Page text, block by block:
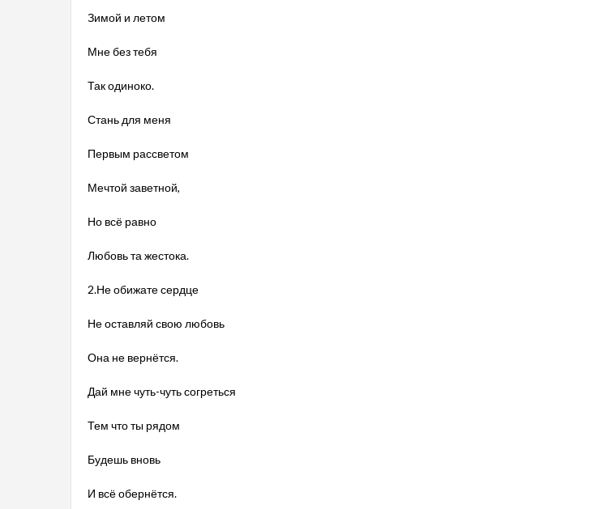
Зимой и летом
Мне без тебя
Так одиноко.
Стань для меня
Первым рассветом
Мечтой заветной,
Но всё равно
Любовь та жестока.
2.Не обижате сердце
Не оставляй свою любовь
Она не вернётся.
Дай мне чуть-чуть согреться
Тем что ты рядом
Будешь вновь
И всё обернётся.